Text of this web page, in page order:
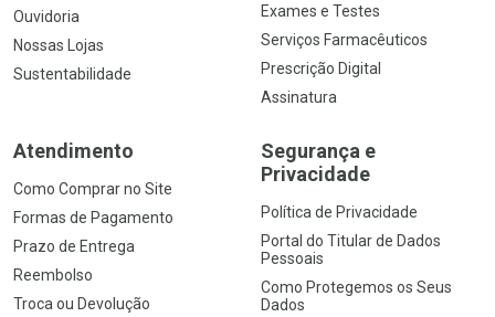
Ouvidoria
Nossas Lojas
Sustentabilidade
Exames e Testes
Serviços Farmacêuticos
Prescrição Digital
Assinatura
Atendimento
Como Comprar no Site
Formas de Pagamento
Prazo de Entrega
Reembolso
Troca ou Devolução
Segurança e
Privacidade
Política de Privacidade
Portal do Titular de Dados
Pessoais
Como Protegemos os Seus
Dados